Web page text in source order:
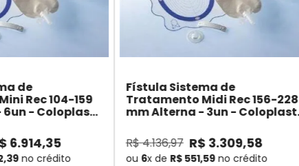
de
Rec 104-159
- Coloplast
6.914,35
,39no crédito
Fístula Sistema de
Tratamento Midi Rec 156-228
mm Alterna - 3un - Coloplast
R$4.136,97 R$ 3.309,58
ou 6x de R$ 551,59no crédito